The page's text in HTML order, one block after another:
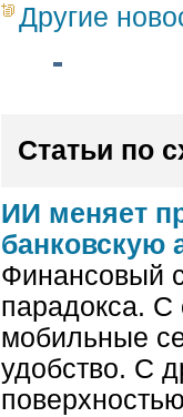
Другие
Статьи по
ИИ меняет
банковскую
Финансовый
парадокса. С
мобильные
удобство. С